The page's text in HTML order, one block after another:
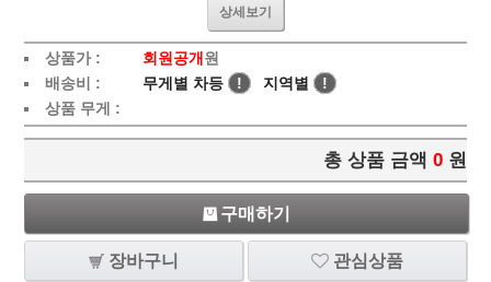
상세보기
상품가 : 회원공개 원
배송비 :
무게별 차등 ! 지역별
!
상품 무게 :
총 상품 금액 0 원
구매하기
장바구니 관심상품